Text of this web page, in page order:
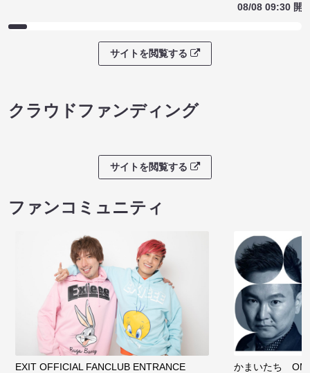
08/08 09:30 開
サイトを閲覧する
クラウドファンディング
サイトを閲覧する
ファンコミュニティ
EXIT OFFICIAL FANCLUB ENTRANCE かまいたち